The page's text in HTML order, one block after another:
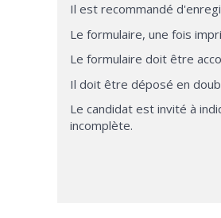
Il est recommandé
Le formulaire, une fois
Le formulaire doit être
Il doit être déposé en
Le candidat est invité à
incomplète.